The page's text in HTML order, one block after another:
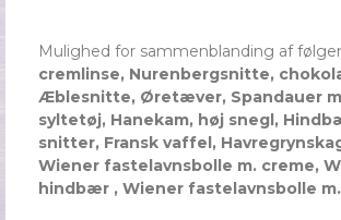
Mulighed for sammenblanding af
cremlinse, Nurenbergsnitte,
Æblesnitte, Øretæver, Spandauer
syltetøj, Hanekam, høj snegl,
snitter, Fransk vaffel,
Wiener fastelavnsbolle m. creme,
hindbær , Wiener fastelavnsbolle